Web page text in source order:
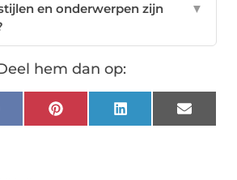
en onderwerpen zijn
▼
hem dan op:
Pinterest LinkedIn Email